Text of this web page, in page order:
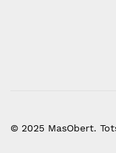
© 2025 MasObert.